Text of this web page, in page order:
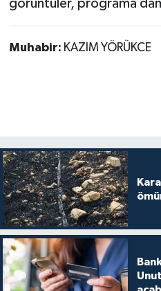
görüntüler, programa
Muhabir: KAZIM YÖRÜKCE